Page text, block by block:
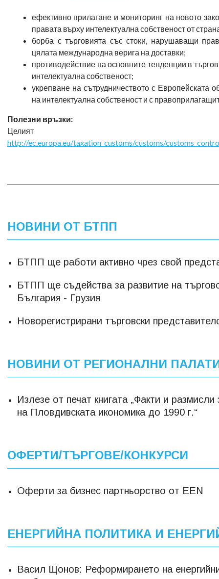
ефективно прилагане и мониторинг на новото
правата върху интелектуална собственост от
борба с търговията със стоки, нарушаващи
цялата международна верига на доставки;
противодействие на основните тенденции в
интелектуална собственост;
укрепване на сътрудничеството с Европейската
на интелектуална собственост и с
Полезни връзки:
Целият
http://ec.europa.eu/taxation_customs/customs/
НОВИНИ ОТ БТПП
БТПП ще работи активно чрез свой
БТПП ще съдейства за развитие на
България - Грузия
Новорегистрирани търговски
НОВИНИ ОТ РЕГИОНАЛНИ
Излезе от печат книгата „Факти и
на Пловдивската икономика до 1990 г.“
ОФЕРТИ/ТЪРГОВЕ/КОНКУРСИ
Оферти за бизнес партньорство от EEN
ЕНЕРГИЙНА ПОЛИТИКА И
Васил Щонов: Реформирането на